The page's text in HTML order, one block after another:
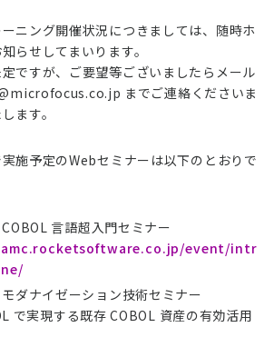
ニング開催状況につきましては、随時ホ
らせしてまいります。
ですが、ご要望等ございましたらメール
までご連絡くださいま
ます。
施予定のWebセミナーは以下のとおりで
言語超入門セミナー
event/intr
ダナイゼーション技術セミナー
で実現する既存 COBOL 資産の有効活用